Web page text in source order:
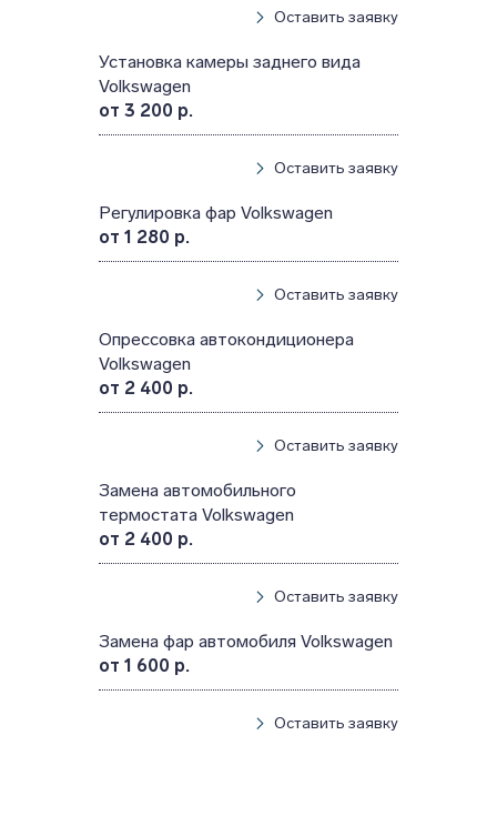
Оставить заявку
Установка камеры заднего вида
Volkswagen
от 3 200 р.
Оставить заявку
Регулировка фар Volkswagen
от 1 280 р.
Оставить заявку
Опрессовка автокондиционера
Volkswagen
от 2 400 р.
Оставить заявку
Замена автомобильного
термостата Volkswagen
от 2 400 р.
Оставить заявку
Замена фар автомобиля Volkswagen
от 1 600 р.
Оставить заявку